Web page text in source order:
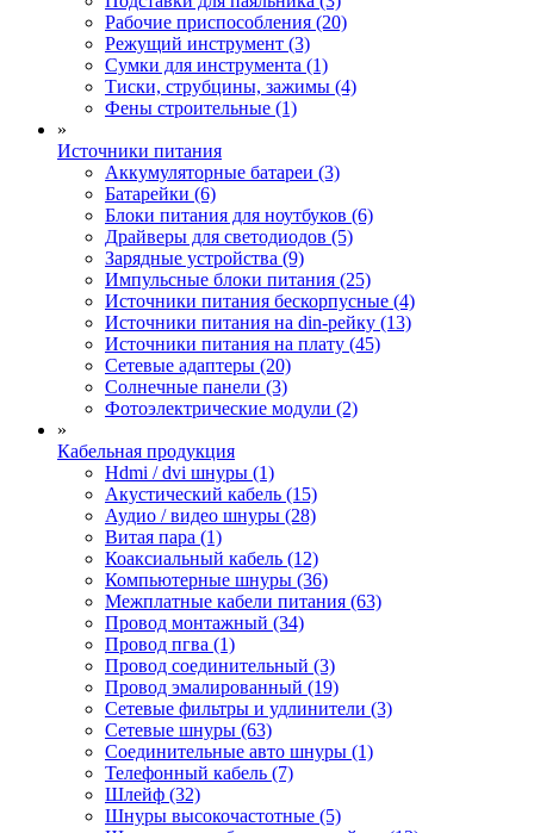
Рабочие приспособления (20)
Режущий инструмент (3)
Сумки для инструмента (1)
Тиски, струбцины, зажимы (4)
Фены строительные (1)
»
Источники питания
Аккумуляторные батареи (3)
Батарейки (6)
Блоки питания для ноутбуков (6)
Драйверы для светодиодов (5)
Зарядные устройства (9)
Импульсные блоки питания (25)
Источники питания бескорпусные (4)
Источники питания на din-рейку (13)
Источники питания на плату (45)
Сетевые адаптеры (20)
Солнечные панели (3)
Фотоэлектрические модули (2)
»
Кабельная продукция
Hdmi / dvi шнуры (1)
Акустический кабель (15)
Аудио / видео шнуры (28)
Витая пара (1)
Коаксиальный кабель (12)
Компьютерные шнуры (36)
Межплатные кабели питания (63)
Провод монтажный (34)
Провод пгва (1)
Провод соединительный (3)
Провод эмалированный (19)
Сетевые фильтры и удлинители (3)
Сетевые шнуры (63)
Соединительные авто шнуры (1)
Телефонный кабель (7)
Шлейф (32)
Шнуры высокочастотные (5)